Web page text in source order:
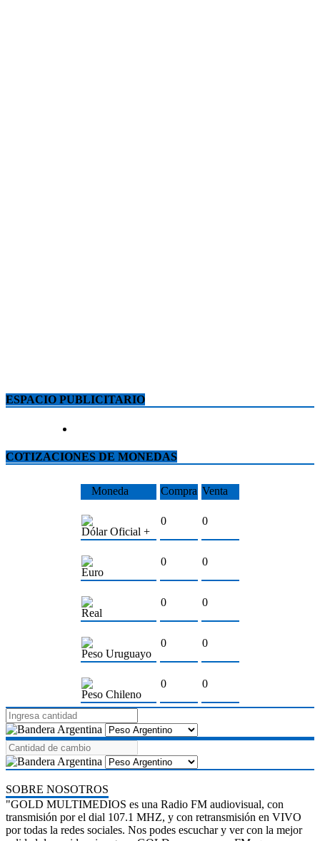
ESPACIO PUBLICITARIO
COTIZACIONES DE MONEDAS
Moneda Compra Venta
Dólar Oficial +
0 0
Euro
0 0
Real
0 0
Peso Uruguayo
0 0
Peso Chileno
0 0
SOBRE NOSOTROS
"GOLD MULTIMEDIOS es una Radio FM audiovisual, con
transmisión por el dial 107.1 MHZ, y con retransmisión en VIVO
por todas la redes sociales. Nos podes escuchar y ver con la mejor